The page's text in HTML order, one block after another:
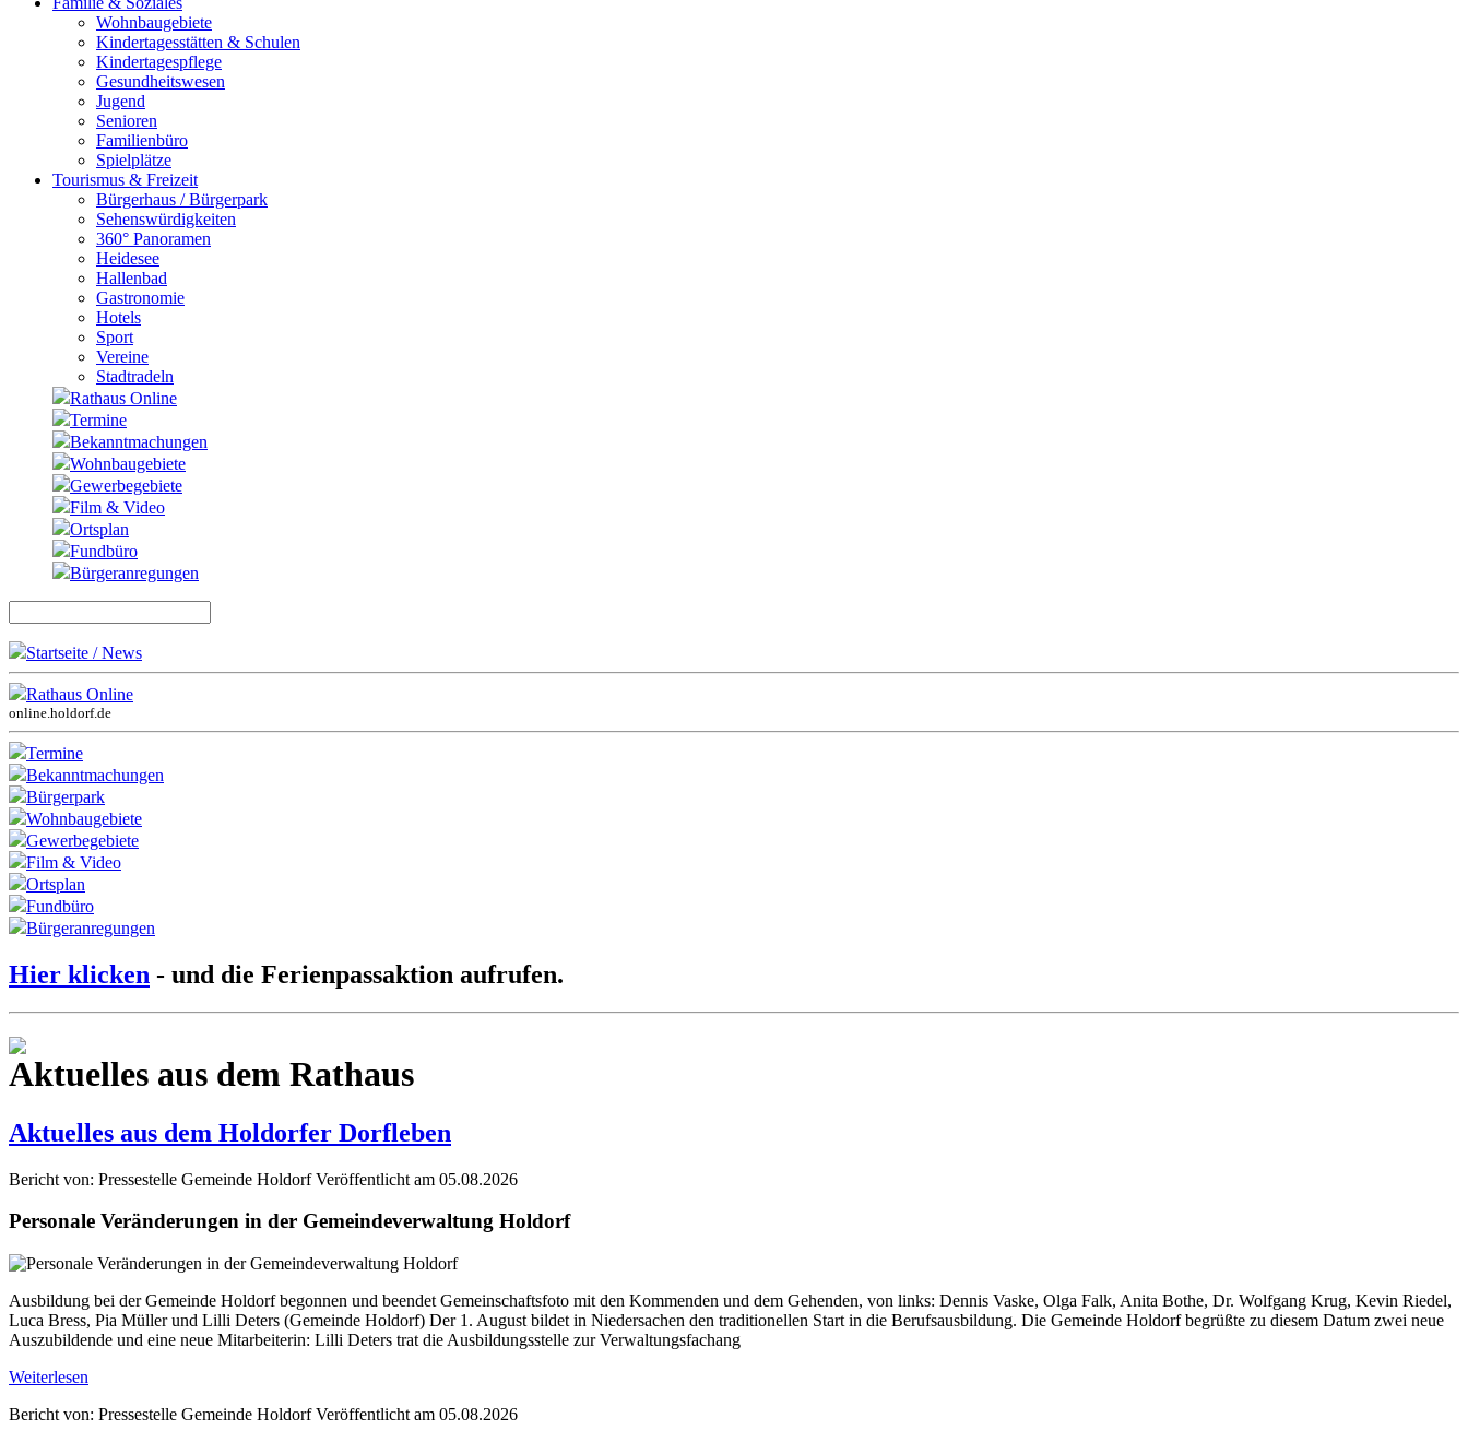
Wohnbaugebiete
Kindertagesstätten & Schulen
Kindertagespflege
Gesundheitswesen
Jugend
Senioren
Familienbüro
Spielplätze
Tourismus & Freizeit
Bürgerhaus / Bürgerpark
Sehenswürdigkeiten
360° Panoramen
Heidesee
Hallenbad
Gastronomie
Hotels
Sport
Vereine
Stadtradeln
Rathaus Online
Termine
Bekanntmachungen
Wohnbaugebiete
Gewerbegebiete
Film & Video
Ortsplan
Fundbüro
Bürgeranregungen
Startseite / News
Rathaus Online
online.holdorf.de
Termine
Bekanntmachungen
Bürgerpark
Wohnbaugebiete
Gewerbegebiete
Film & Video
Ortsplan
Fundbüro
Bürgeranregungen
Hier klicken - und die Ferienpassaktion aufrufen.
Aktuelles aus dem Rathaus
Aktuelles aus dem Holdorfer Dorfleben
Bericht von: Pressestelle Gemeinde Holdorf Veröffentlicht am 05.08.2026
Personale Veränderungen in der Gemeindeverwaltung Holdorf
Ausbildung bei der Gemeinde Holdorf begonnen und beendet Gemeinschaftsfoto mit den Kommenden und dem Gehenden, von links: Dennis Vaske, Olga Falk, Anita Bothe, Dr. Wolfgang Krug, Kevin Riedel,
Luca Bress, Pia Müller und Lilli Deters (Gemeinde Holdorf) Der 1. August bildet in Niedersachen den traditionellen Start in die Berufsausbildung. Die Gemeinde Holdorf begrüßte zu diesem Datum zwei neue
Auszubildende und eine neue Mitarbeiterin: Lilli Deters trat die Ausbildungsstelle zur Verwaltungsfachang
Weiterlesen
Bericht von: Pressestelle Gemeinde Holdorf Veröffentlicht am 05.08.2026